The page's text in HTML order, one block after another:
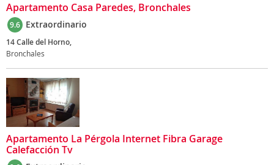
Apartamento Casa Paredes, Bronchales
9.6 Extraordinario
14 Calle del Horno,
Bronchales
Apartamento La Pérgola Internet Fibra Garage
Calefacción Tv